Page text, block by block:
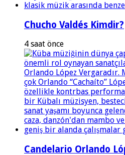
Chucho Valdés Kimdir?
4 saat önce
Candelario Orlando